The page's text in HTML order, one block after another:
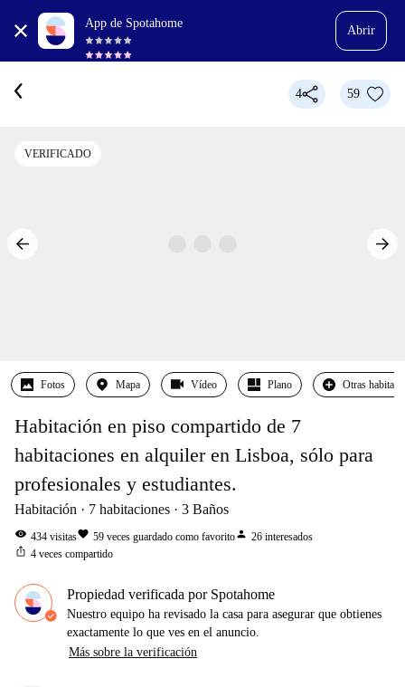
App de Spotahome
Abrir
4 59
VERIFICADO
Fotos Mapa Vídeo Plano Otras
Habitación en piso compartido de 7
habitaciones en alquiler en Lisboa, sólo para
profesionales y estudiantes.
Habitación 7 habitaciones 3 Baños
visibility 434 visitasfavorite 59 veces guardado como favoritoperson 26 interesados
ios_share 4 veces compartido
Propiedad verificada por Spotahome
Nuestro equipo ha revisado la casa para asegurar que obtienes
exactamente lo que ves en el anuncio.
Más sobre la verificación